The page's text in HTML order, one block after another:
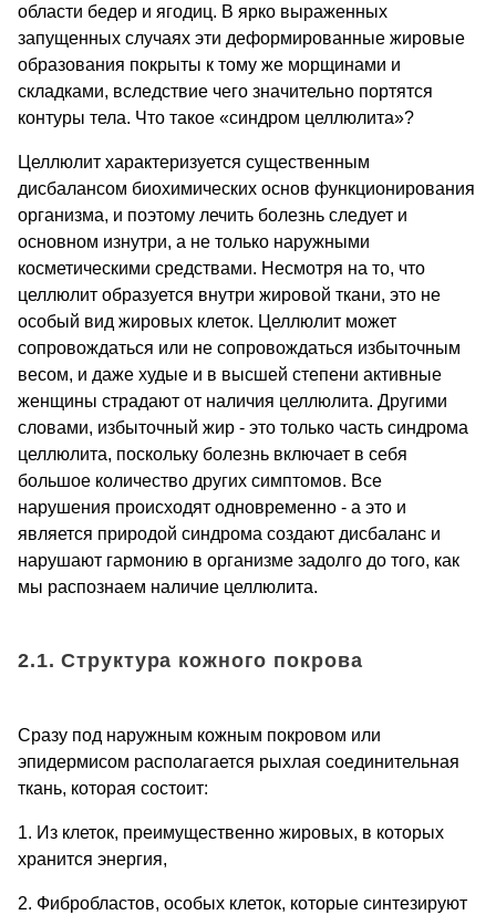
области бедер и ягодиц. В ярко выраженных
запущенных случаях эти деформированные жировые
образования покрыты к тому же морщинами и
складками, вследствие чего значительно портятся
контуры тела. Что такое «синдром целлюлита»?
Целлюлит характеризуется существенным
дисбалансом биохимических основ функционирования
организма, и поэтому лечить болезнь следует и
основном изнутри, а не только наружными
косметическими средствами. Несмотря на то, что
целлюлит образуется внутри жировой ткани, это не
особый вид жировых клеток. Целлюлит может
сопровождаться или не сопровождаться избыточным
весом, и даже худые и в высшей степени активные
женщины страдают от наличия целлюлита. Другими
словами, избыточный жир - это только часть синдрома
целлюлита, поскольку болезнь включает в себя
большое количество других симптомов. Все
нарушения происходят одновременно - а это и
является природой синдрома создают дисбаланс и
нарушают гармонию в организме задолго до того, как
мы распознаем наличие целлюлита.
2.1. Структура кожного покрова
Сразу под наружным кожным покровом или
эпидермисом располагается рыхлая соединительная
ткань, которая состоит:
1. Из клеток, преимущественно жировых, в которых
хранится энергия,
2. Фибробластов, особых клеток, которые синтезируют